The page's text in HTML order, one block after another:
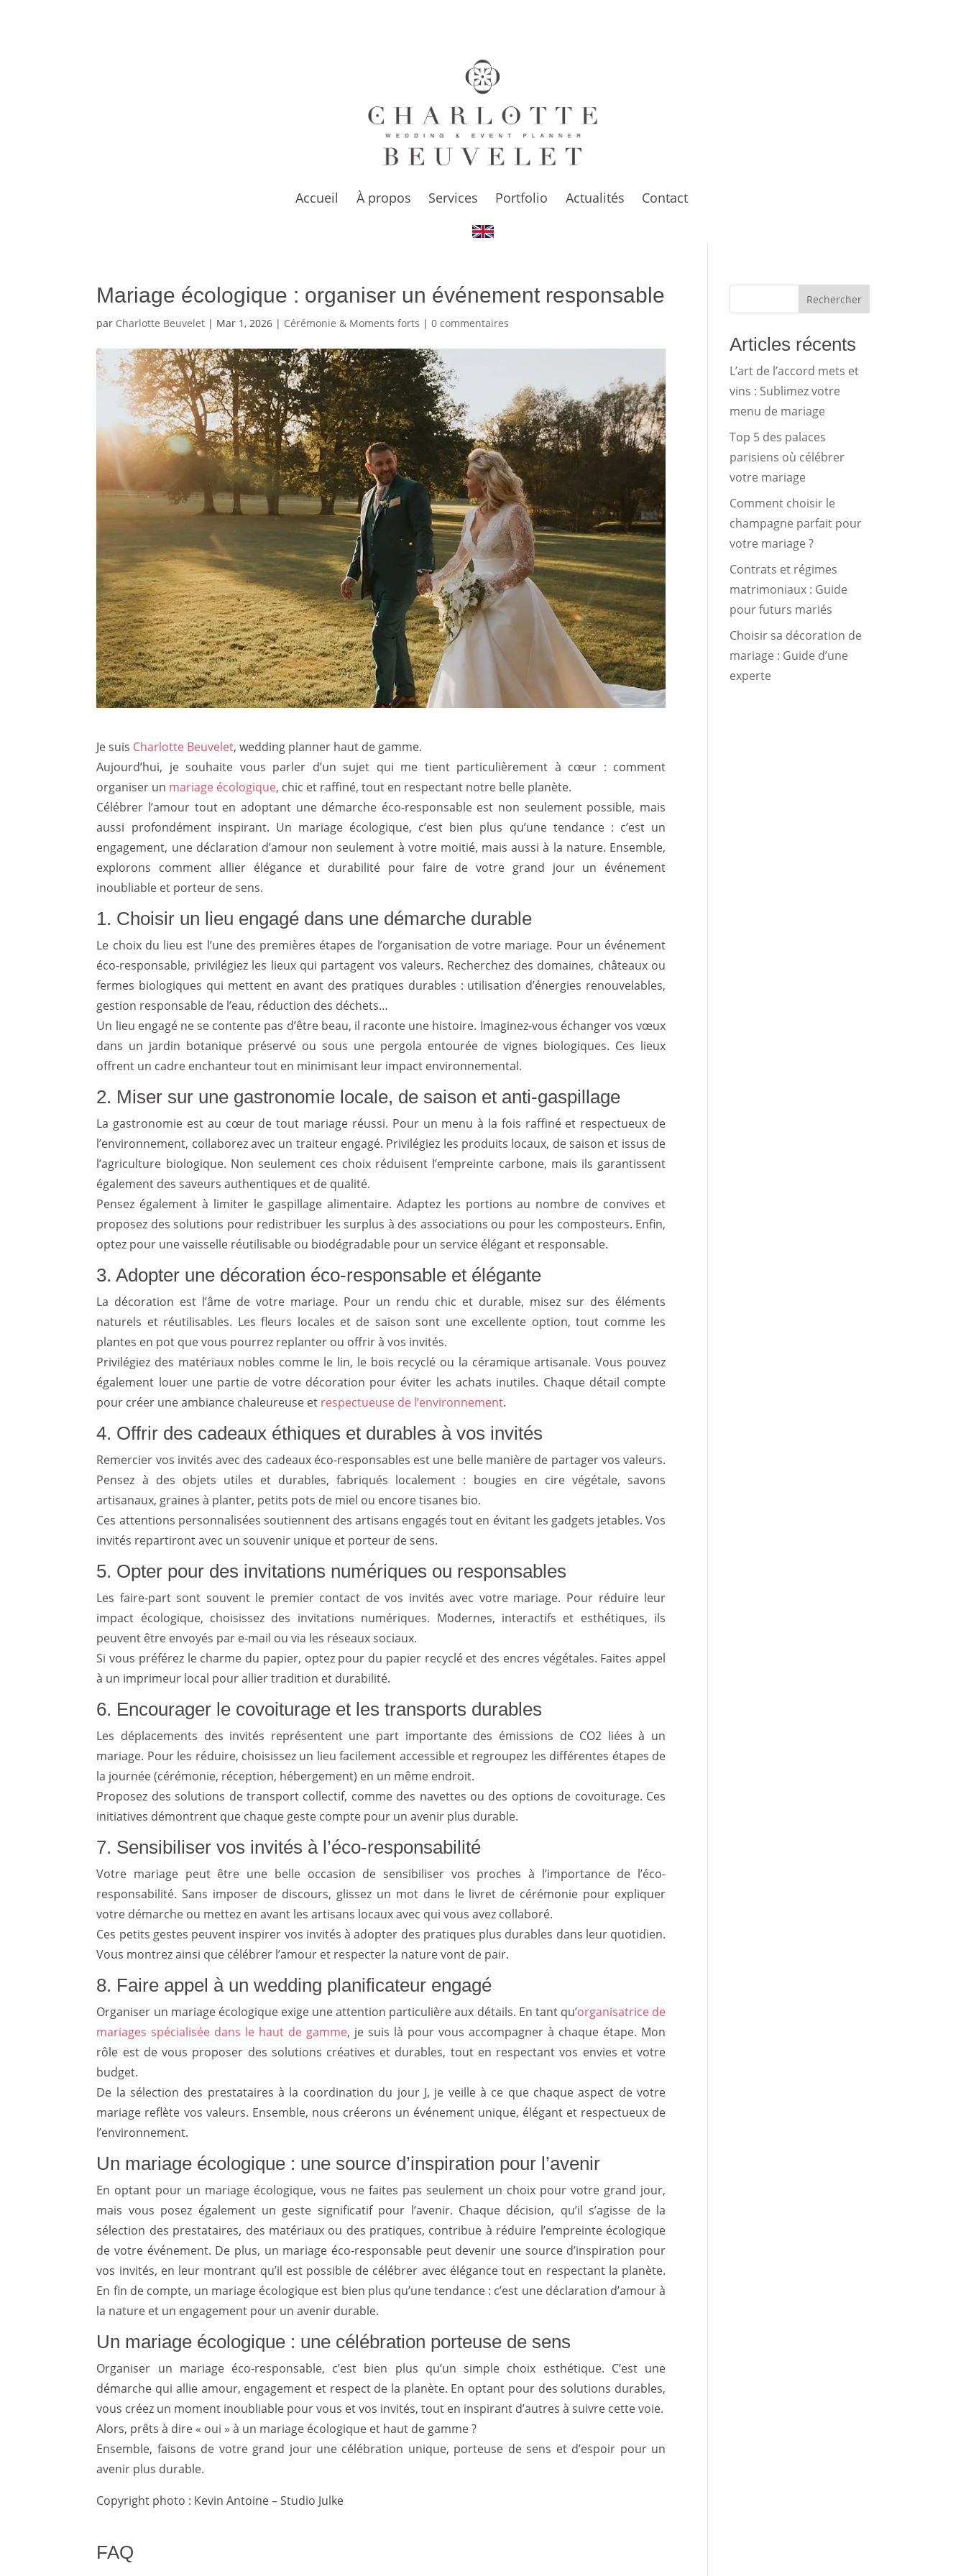
PORTFOLIO
Accueil À propos Services Portfolio Actualités Contact
Mariage écologique : organiser un événement responsable
par Charlotte Beuvelet | Mar 1, 2026 | Cérémonie & Moments forts |0 commentaires
Je suis Charlotte Beuvelet, wedding planner haut de gamme.
Aujourd’hui, je souhaite vous parler d’un sujet qui me tient particulièrement à cœur : comment
organiser un mariage écologique, chic et raffiné, tout en respectant notre belle planète.
Célébrer l’amour tout en adoptant une démarche éco-responsable est non seulement possible, mais
aussi profondément inspirant. Un mariage écologique, c’est bien plus qu’une tendance : c’est un
engagement, une déclaration d’amour non seulement à votre moitié, mais aussi à la nature. Ensemble,
explorons comment allier élégance et durabilité pour faire de votre grand jour un événement
inoubliable et porteur de sens.
1. Choisir un lieu engagé dans une démarche durable
Le choix du lieu est l’une des premières étapes de l’organisation de votre mariage. Pour un événement
éco-responsable, privilégiez les lieux qui partagent vos valeurs. Recherchez des domaines, châteaux ou
fermes biologiques qui mettent en avant des pratiques durables : utilisation d’énergies renouvelables,
gestion responsable de l’eau, réduction des déchets…
Un lieu engagé ne se contente pas d’être beau, il raconte une histoire. Imaginez-vous échanger vos vœux
dans un jardin botanique préservé ou sous une pergola entourée de vignes biologiques. Ces lieux
offrent un cadre enchanteur tout en minimisant leur impact environnemental.
2. Miser sur une gastronomie locale, de saison et anti-gaspillage
La gastronomie est au cœur de tout mariage réussi. Pour un menu à la fois raffiné et respectueux de
l’environnement, collaborez avec un traiteur engagé. Privilégiez les produits locaux, de saison et issus de
l’agriculture biologique. Non seulement ces choix réduisent l’empreinte carbone, mais ils garantissent
également des saveurs authentiques et de qualité.
Pensez également à limiter le gaspillage alimentaire. Adaptez les portions au nombre de convives et
proposez des solutions pour redistribuer les surplus à des associations ou pour les composteurs. Enfin,
optez pour une vaisselle réutilisable ou biodégradable pour un service élégant et responsable.
3. Adopter une décoration éco-responsable et élégante
La décoration est l’âme de votre mariage. Pour un rendu chic et durable, misez sur des éléments
naturels et réutilisables. Les fleurs locales et de saison sont une excellente option, tout comme les
plantes en pot que vous pourrez replanter ou offrir à vos invités.
Privilégiez des matériaux nobles comme le lin, le bois recyclé ou la céramique artisanale. Vous pouvez
également louer une partie de votre décoration pour éviter les achats inutiles. Chaque détail compte
pour créer une ambiance chaleureuse et respectueuse de l’environnement.
4. Offrir des cadeaux éthiques et durables à vos invités
Remercier vos invités avec des cadeaux éco-responsables est une belle manière de partager vos valeurs.
Pensez à des objets utiles et durables, fabriqués localement : bougies en cire végétale, savons
artisanaux, graines à planter, petits pots de miel ou encore tisanes bio.
Ces attentions personnalisées soutiennent des artisans engagés tout en évitant les gadgets jetables. Vos
invités repartiront avec un souvenir unique et porteur de sens.
5. Opter pour des invitations numériques ou responsables
Les faire-part sont souvent le premier contact de vos invités avec votre mariage. Pour réduire leur
impact écologique, choisissez des invitations numériques. Modernes, interactifs et esthétiques, ils
peuvent être envoyés par e-mail ou via les réseaux sociaux.
Si vous préférez le charme du papier, optez pour du papier recyclé et des encres végétales. Faites appel
à un imprimeur local pour allier tradition et durabilité.
6. Encourager le covoiturage et les transports durables
Les déplacements des invités représentent une part importante des émissions de CO2 liées à un
mariage. Pour les réduire, choisissez un lieu facilement accessible et regroupez les différentes étapes de
la journée (cérémonie, réception, hébergement) en un même endroit.
Proposez des solutions de transport collectif, comme des navettes ou des options de covoiturage. Ces
initiatives démontrent que chaque geste compte pour un avenir plus durable.
7. Sensibiliser vos invités à l’éco-responsabilité
Votre mariage peut être une belle occasion de sensibiliser vos proches à l’importance de l’éco-
responsabilité. Sans imposer de discours, glissez un mot dans le livret de cérémonie pour expliquer
votre démarche ou mettez en avant les artisans locaux avec qui vous avez collaboré.
Ces petits gestes peuvent inspirer vos invités à adopter des pratiques plus durables dans leur quotidien.
Vous montrez ainsi que célébrer l’amour et respecter la nature vont de pair.
8. Faire appel à un wedding planificateur engagé
Organiser un mariage écologique exige une attention particulière aux détails. En tant qu’organisatrice de
mariages spécialisée dans le haut de gamme, je suis là pour vous accompagner à chaque étape. Mon
rôle est de vous proposer des solutions créatives et durables, tout en respectant vos envies et votre
budget.
De la sélection des prestataires à la coordination du jour J, je veille à ce que chaque aspect de votre
mariage reflète vos valeurs. Ensemble, nous créerons un événement unique, élégant et respectueux de
l’environnement.
Un mariage écologique : une source d’inspiration pour l’avenir
En optant pour un mariage écologique, vous ne faites pas seulement un choix pour votre grand jour,
mais vous posez également un geste significatif pour l’avenir. Chaque décision, qu’il s’agisse de la
sélection des prestataires, des matériaux ou des pratiques, contribue à réduire l’empreinte écologique
de votre événement. De plus, un mariage éco-responsable peut devenir une source d’inspiration pour
vos invités, en leur montrant qu’il est possible de célébrer avec élégance tout en respectant la planète.
En fin de compte, un mariage écologique est bien plus qu’une tendance : c’est une déclaration d’amour à
la nature et un engagement pour un avenir durable.
Un mariage écologique : une célébration porteuse de sens
Organiser un mariage éco-responsable, c’est bien plus qu’un simple choix esthétique. C’est une
démarche qui allie amour, engagement et respect de la planète. En optant pour des solutions durables,
vous créez un moment inoubliable pour vous et vos invités, tout en inspirant d’autres à suivre cette voie.
Alors, prêts à dire « oui » à un mariage écologique et haut de gamme ?
Ensemble, faisons de votre grand jour une célébration unique, porteuse de sens et d’espoir pour un
avenir plus durable.
Copyright photo : Kevin Antoine – Studio Julke
FAQ
Rechercher
Articles récents
L’art de l’accord mets et
vins : Sublimez votre
menu de mariage
Top 5 des palaces
parisiens où célébrer
votre mariage
Comment choisir le
champagne parfait pour
votre mariage ?
Contrats et régimes
matrimoniaux : Guide
pour futurs mariés
Choisir sa décoration de
mariage : Guide d’une
experte